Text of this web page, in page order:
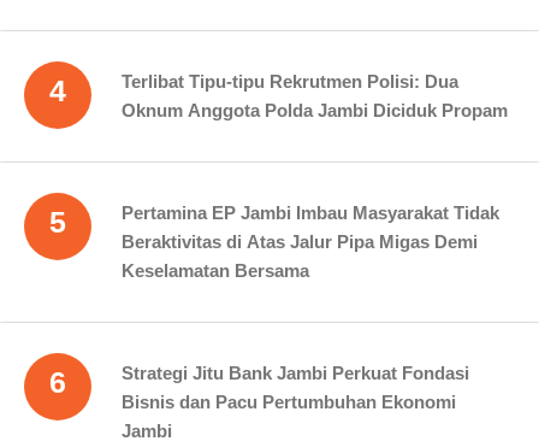
4
Terlibat Tipu-tipu Rekrutmen Polisi: Dua
Oknum Anggota Polda Jambi Diciduk Propam
5
Pertamina EP Jambi Imbau Masyarakat Tidak
Beraktivitas di Atas Jalur Pipa Migas Demi
Keselamatan Bersama
6
Strategi Jitu Bank Jambi Perkuat Fondasi
Bisnis dan Pacu Pertumbuhan Ekonomi
Jambi